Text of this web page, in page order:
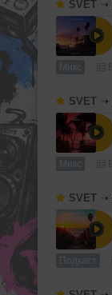
SVET ➝
Микс
SVET ➝
Микс
SVET ➝
Подкаст